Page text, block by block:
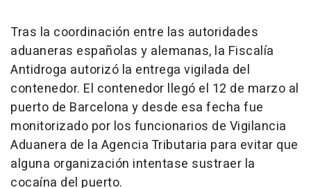
Tras la coordinación entre las autoridades
aduaneras españolas y alemanas, la Fiscalía
Antidroga autorizó la entrega vigilada del
contenedor. El contenedor llegó el 12 de marzo al
puerto de Barcelona y desde esa fecha fue
monitorizado por los funcionarios de Vigilancia
Aduanera de la Agencia Tributaria para evitar que
alguna organización intentase sustraer la
cocaína del puerto.